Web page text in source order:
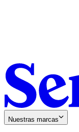
Nuestras marcas